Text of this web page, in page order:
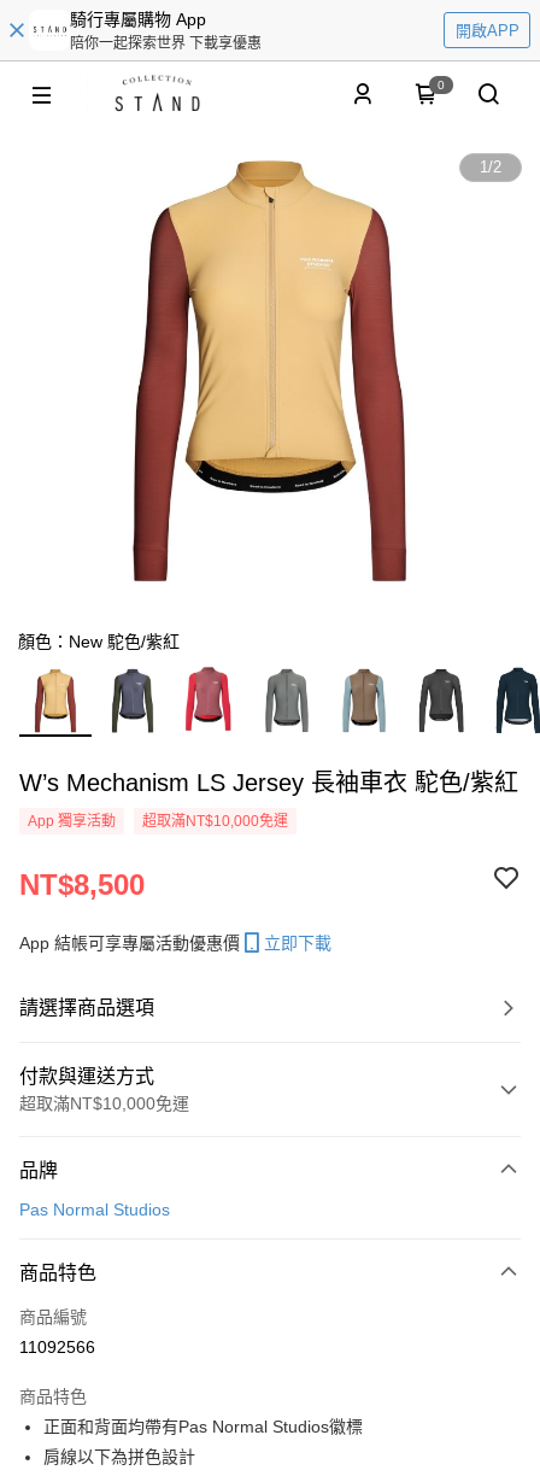
騎行專屬購物 App
陪你一起探索世界 下載享優惠
開啟APP
0
1/2
顏色：New 駝色/紫紅
W’s Mechanism LS Jersey 長袖車衣 駝色/紫紅
App 獨享活動 超取滿NT$10,000免運
NT$8,500
App 結帳可享專屬活動優惠價 立即下載
請選擇商品選項
付款與運送方式
超取滿NT$10,000免運
信用卡一次付款
Apple Pay
Google Pay
付款後全家取貨
每筆NT$80，滿NT$10,000(含以上)免運費
品牌
Pas Normal Studios
商品特色
商品編號
11092566
商品特色
正面和背面均帶有Pas Normal Studios徽標
肩線以下為拼色設計